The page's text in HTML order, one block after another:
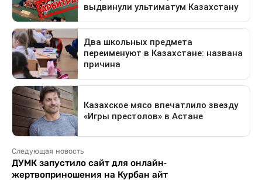
Следующая новость
ДУМК запустило сайт для онлайн-
жертвоприношения на Курбан айт